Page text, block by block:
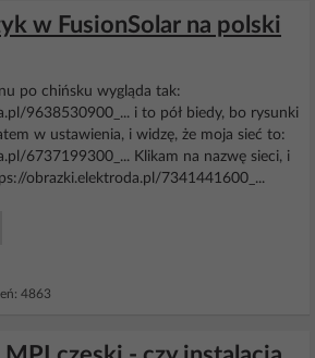
w FusionSolar na polski
po chińsku wygląda tak:
9638530900_... i to pół biedy, bo rysunki
w ustawienia, i widzę, że moja sieć to:
6737199300_... Klikam na nazwę sieci, i
obrazki.elektroda.pl/7341441600_...
4863